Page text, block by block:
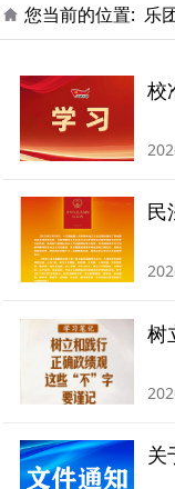
您当前的位置: 乐
民